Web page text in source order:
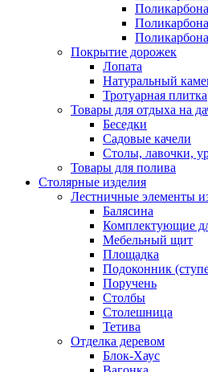
Покрытие дорожек
Лопата
Натуральный
Тротуарная плитка
Товары для отдыха на
Беседки
Садовые качели
Столы, лавочки,
Товары для полива
Столярные изделия
Лестничные элементы
Балясина
Комплектующие
Мебельный щит
Площадка
Подоконник
Поручень
Столбы
Столешница
Тетива
Отделка деревом
Блок-Хаус